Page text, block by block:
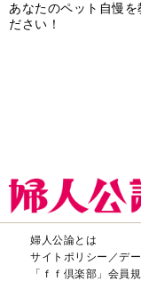
あなたのペット自慢を
ださい！
婦人公論とは
サイトポリシー／デ
「ｆｆ倶楽部」会員